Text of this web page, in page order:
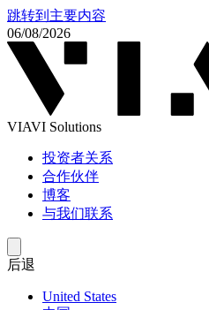
跳转到主要内容
06/08/2026
VIAVI Solutions
投资者关系
合作伙伴
博客
与我们联系
后退
United States